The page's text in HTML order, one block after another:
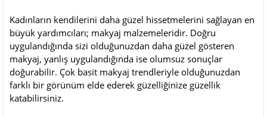
Kadınların kendilerini daha güzel hissetmelerini sağlayan en
büyük yardımcıları; makyaj malzemeleridir. Doğru
uygulandığında sizi olduğunuzdan daha güzel gösteren
makyaj, yanlış uygulandığında ise olumsuz sonuçlar
doğurabilir. Çok basit makyaj trendleriyle olduğunuzdan
farklı bir görünüm elde ederek güzelliğinize güzellik
katabilirsiniz.